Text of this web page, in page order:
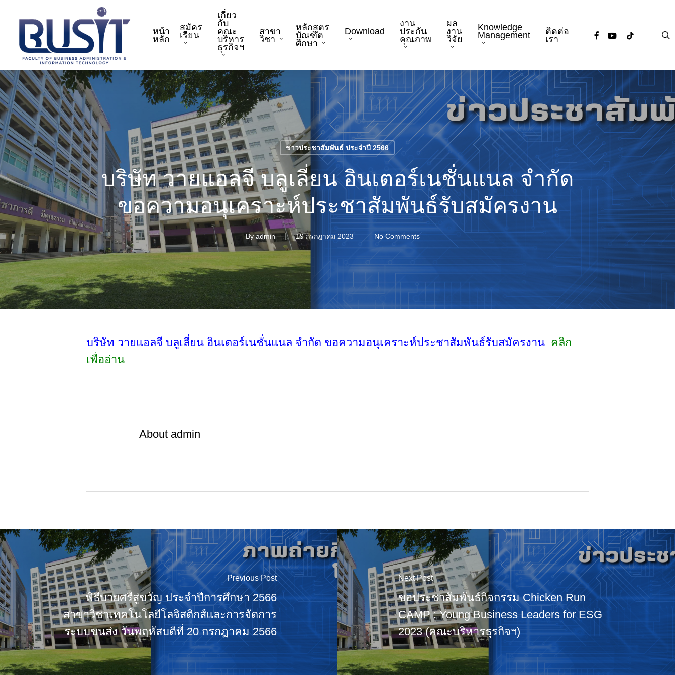
content
หน้า
หลัก
สมัคร
เรียน
เกี่ยว
กับ
คณะ
บริหาร
ธุรกิจฯ
สาขา
วิชา
หลักสูตร
บัณฑิต
ศึกษา
Download
งาน
ประกัน
คุณภาพ
ผล
งาน
วิจัย
Knowledge
Management
ติดต่อ
เรา
facebookyoutube
tiktok
ข่าวประชาสัมพันธ์ ประจำปี 2566
บริษัท วายแอลจี บลูเลี่ยน อินเตอร์เนชั่นแนล จำกัด
ขอความอนุเคราะห์ประชาสัมพันธ์รับสมัครงาน
By admin 19 กรกฎาคม 2023 No Comments
บริษัท วายแอลจี บลูเลี่ยน อินเตอร์เนชั่นแนล จำกัด ขอความอนุเคราะห์ประชาสัมพันธ์รับสมัครงาน คลิก
เพื่ออ่าน
About admin
Previous Post
พิธีบายศรีสู่ขวัญ ประจำปีการศึกษา 2566
สาขาวิชาเทคโนโลยีโลจิสติกส์และการจัดการ
ระบบขนส่ง วันพฤหัสบดีที่ 20 กรกฎาคม 2566
Next Post
ขอประชาสัมพันธ์กิจกรรม Chicken Run
CAMP : Young Business Leaders for ESG
2023 (คณะบริหารธุรกิจฯ)